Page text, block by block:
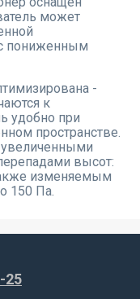
может
пониженным
-
к
удобно при
пространстве.
увеличенными
высот:
изменяемым
150 Па.
25